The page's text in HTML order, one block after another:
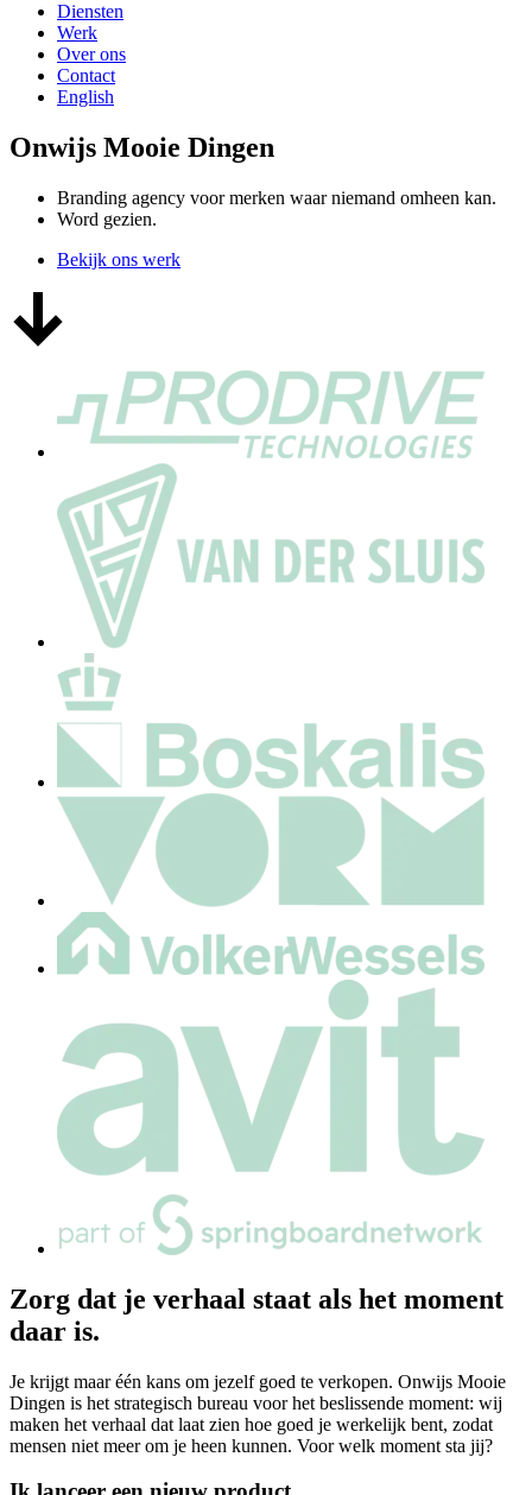
Diensten
Werk
Over ons
Contact
English
Onwijs Mooie Dingen
Branding agency voor merken waar niemand omheen kan.
Word gezien.
Bekijk ons werk
Zorg dat je verhaal staat als het moment
daar is.
Je krijgt maar één kans om jezelf goed te verkopen. Onwijs Mooie
Dingen is het strategisch bureau voor het beslissende moment: wij
maken het verhaal dat laat zien hoe goed je werkelijk bent, zodat
mensen niet meer om je heen kunnen. Voor welk moment sta jij?